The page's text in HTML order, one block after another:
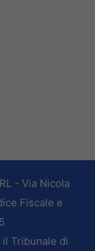
- Via Nicola
Fiscale e
Tribunale di